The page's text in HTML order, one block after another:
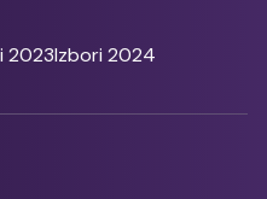
2023Izbori 2024